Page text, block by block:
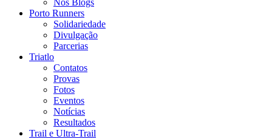
Nos Blogs
Porto Runners
Solidariedade
Divulgação
Parcerias
Triatlo
Contatos
Provas
Fotos
Eventos
Notícias
Resultados
Trail e Ultra-Trail